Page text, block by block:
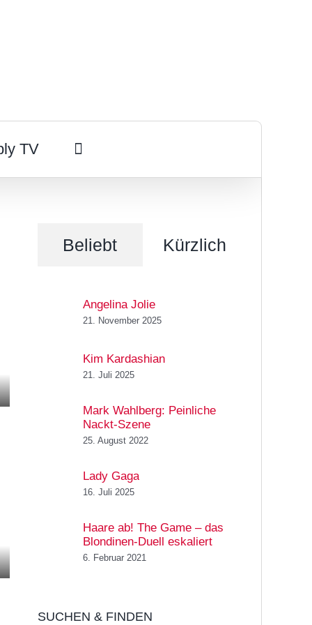
TV
Beliebt Kürzlich
Angelina Jolie
21. November 2025
Kim Kardashian
21. Juli 2025
Mark Wahlberg: Peinliche
Nackt-Szene
25. August 2022
Lady Gaga
16. Juli 2025
Haare ab! The Game – das
Blondinen-Duell eskaliert
6. Februar 2021
SUCHEN & FINDEN